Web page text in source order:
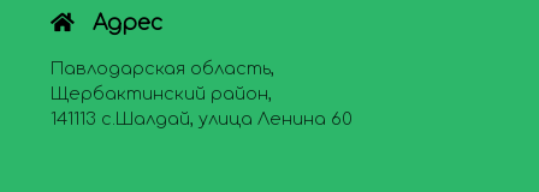
Адрес
Павлодарская область,
Щербактинский район,
141113 с.Шалдай, улица Ленина 60